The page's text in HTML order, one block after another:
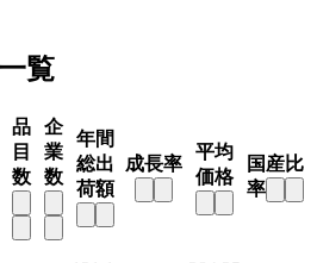
覧
品
目
数
企
業
数
年間
総出
荷額
成長率
平均
価格
国産比
率